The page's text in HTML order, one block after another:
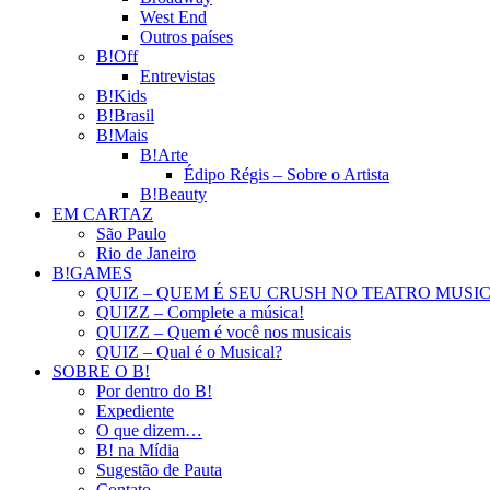
West End
Outros países
B!Off
Entrevistas
B!Kids
B!Brasil
B!Mais
B!Arte
Édipo Régis – Sobre o Artista
B!Beauty
EM CARTAZ
São Paulo
Rio de Janeiro
B!GAMES
QUIZ – QUEM É SEU CRUSH NO TEATRO
QUIZZ – Complete a música!
QUIZZ – Quem é você nos musicais
QUIZ – Qual é o Musical?
SOBRE O B!
Por dentro do B!
Expediente
O que dizem…
B! na Mídia
Sugestão de Pauta